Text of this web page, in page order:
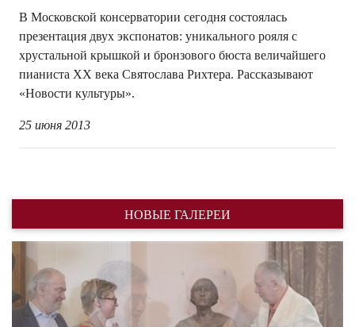
В Московской консерватории сегодня состоялась
презентация двух экспонатов: уникального рояля с
хрустальной крышкой и бронзового бюста величайшего
пианиста ХХ века Святослава Рихтера. Рассказывают
«Новости культуры».
25 июня 2013
НОВЫЕ ГАЛЕРЕИ